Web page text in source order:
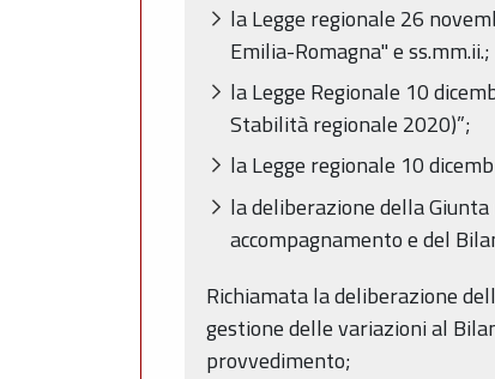
la Legge regionale 26
Emilia-Romagna" e ss.mm.ii.;
la Legge Regionale 10
Stabilità regionale 2020)”;
la Legge regionale 10
la deliberazione della
accompagnamento e del
Richiamata la deliberazione
gestione delle variazioni al
provvedimento;